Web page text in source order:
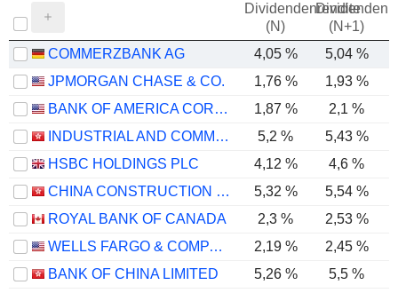
Dividendenrendite
(N)
(N+1)
COMMERZBANK AG 4,05 % 5,04 %
JPMORGAN CHASE & CO.
1,76 % 1,93 %
BANK OF AMERICA CORPORATION
1,87 %
2,1 %
INDUSTRIAL AND COMMERCIAL BANK OF CHINA LIMITED
5,2 %
5,43 %
HSBC HOLDINGS PLC
4,12 % 4,6 %
CHINA CONSTRUCTION BANK CORPORATION
5,32 %
5,54 %
ROYAL BANK OF CANADA
2,3 % 2,53 %
WELLS FARGO & COMPANY
2,19 % 2,45 %
BANK OF CHINA LIMITED
5,26 %
5,5 %